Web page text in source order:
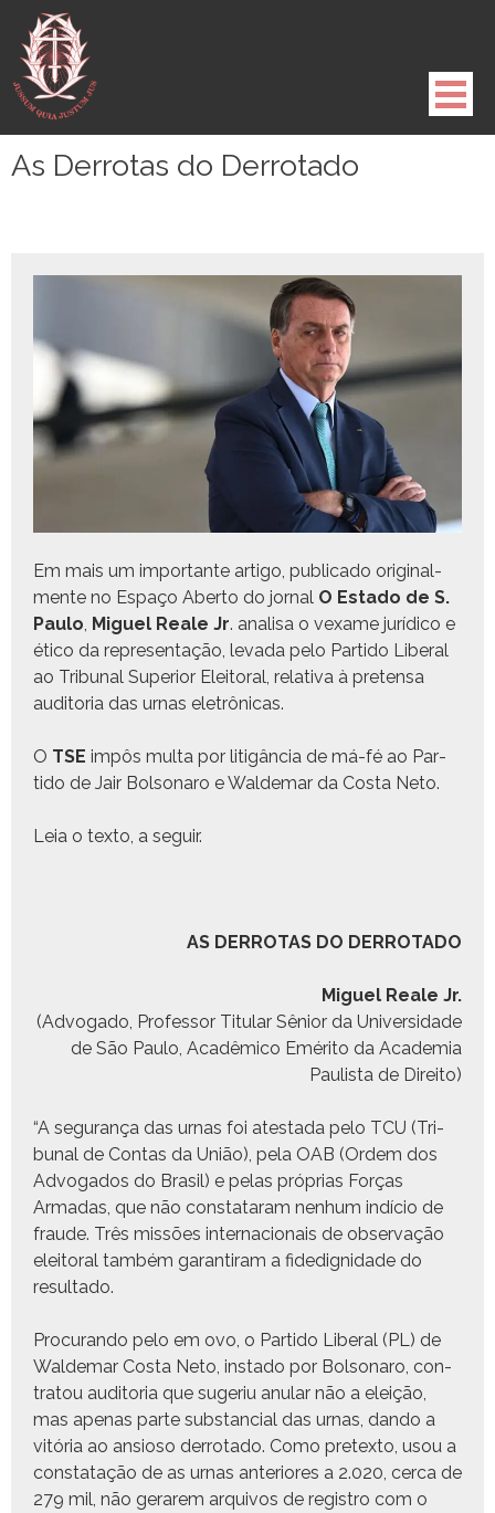
para
conteúdo
As Derrotas do Derrotado
Em mais um impor­tante arti­go, pub­li­ca­do orig­i­nal­
mente no Espaço Aber­to do jor­nal O Esta­do de S.
Paulo, Miguel Reale Jr. anal­isa o vex­ame jurídi­co e
éti­co da rep­re­sen­tação, lev­a­da pelo Par­tido Lib­er­al
ao Tri­bunal Supe­ri­or Eleitoral, rel­a­ti­va à pre­ten­sa
audi­to­ria das urnas eletrônicas.
O TSE impôs mul­ta por lit­igân­cia de má-fé ao Par­
tido de Jair Bol­sonaro e Walde­mar da Cos­ta Neto.
Leia o tex­to, a seguir.
AS DERROTAS DO DERROTADO
Miguel Reale Jr.
(Advo­ga­do, Pro­fes­sor Tit­u­lar Sênior da Uni­ver­si­dade
de São Paulo, Acadêmi­co Eméri­to da Acad­e­mia
Paulista de Direito)
“A segu­rança das urnas foi ates­ta­da pelo TCU (Tri­
bunal de Con­tas da União), pela OAB (Ordem dos
Advo­ga­dos do Brasil) e pelas próprias Forças
Armadas, que não con­stataram nen­hum indí­cio de
fraude. Três mis­sões inter­na­cionais de obser­vação
eleitoral tam­bém garan­ti­ram a fidedig­nidade do
resultado.
Procu­ran­do pelo em ovo, o Par­tido Lib­er­al (PL) de
Walde­mar Cos­ta Neto, insta­do por Bol­sonaro, con­
tra­tou audi­to­ria que sug­eriu anu­lar não a eleição,
mas ape­nas parte sub­stan­cial das urnas, dan­do a
vitória ao ansioso der­ro­ta­do. Como pre­tex­to, usou a
con­statação de as urnas ante­ri­ores a 2.020, cer­ca de
279 mil, não ger­arem arquiv­os de reg­istro com o